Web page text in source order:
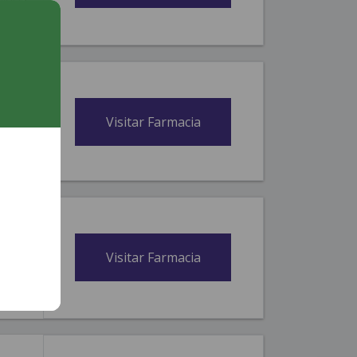
Visitar Farmacia
Visitar Farmacia